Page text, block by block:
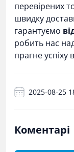
перевірених
швидку
гарантуємо
робить нас
прагне успіху
2025-08-25
Коментарі